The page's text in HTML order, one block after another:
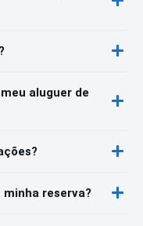
aluguer de
reserva?